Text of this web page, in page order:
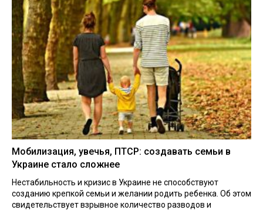
Мобилизация, увечья, ПТСР: создавать семьи в
Украине стало сложнее
Нестабильность и кризис в Украине не способствуют
созданию крепкой семьи и желании родить ребенка. Об этом
свидетельствует взрывное количество разводов и